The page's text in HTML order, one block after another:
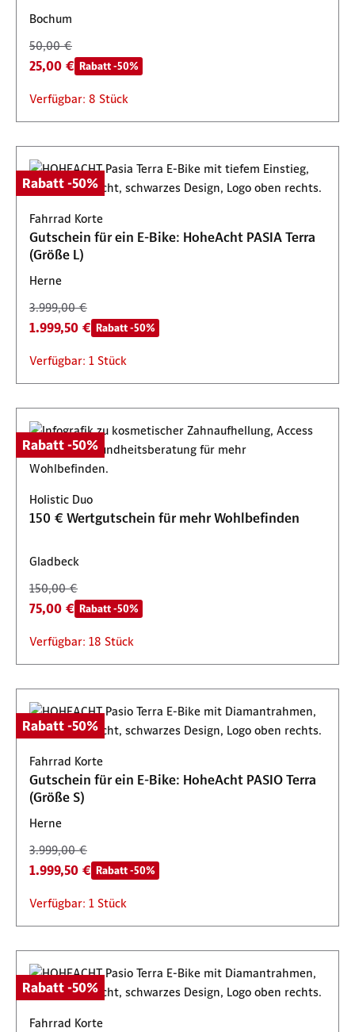
Bochum
50,00 €
25,00 € Rabatt -50%
Verfügbar: 8 Stück
Rabatt -50%
Fahrrad Korte
Gutschein für ein E-Bike: HoheAcht PASIA Terra
(Größe L)
Herne
3.999,00 €
1.999,50 € Rabatt -50%
Verfügbar: 1 Stück
Rabatt -50%
Holistic Duo
150 € Wertgutschein für mehr Wohlbefinden
Gladbeck
150,00 €
75,00 € Rabatt -50%
Verfügbar: 18 Stück
Rabatt -50%
Fahrrad Korte
Gutschein für ein E-Bike: HoheAcht PASIO Terra
(Größe S)
Herne
3.999,00 €
1.999,50 € Rabatt -50%
Verfügbar: 1 Stück
Rabatt -50%
Fahrrad Korte